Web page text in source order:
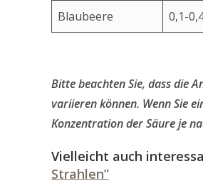
Blaubeere 0,1-
Bitte beachten Sie, dass die
variieren können. Wenn Sie
Konzentration der Säure je
Vielleicht auch
Strahlen”